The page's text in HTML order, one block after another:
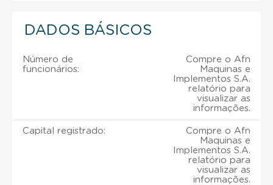
DADOS BÁSICOS
Número de
funcionários:
Compre o Afn
Maquinas e
Implementos S.A.
relatório para
visualizar as
informações.
Capital registrado:
Compre o Afn
Maquinas e
Implementos S.A.
relatório para
visualizar as
informações.